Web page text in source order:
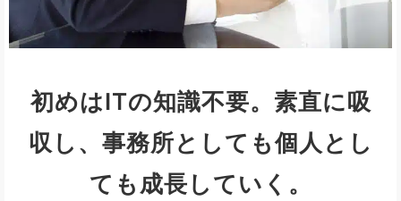
初めはITの知識不要。素直に吸
収し、事務所としても個人とし
ても成長していく。